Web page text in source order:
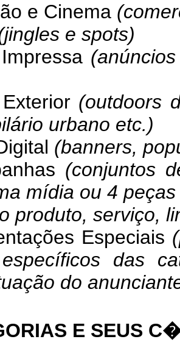
e Cinema
e spots)
(outdoors
urbano etc.)
(banners,
(conjuntos
mídia ou 4
produto, serviço,
Especiais
das
do
E SEUS